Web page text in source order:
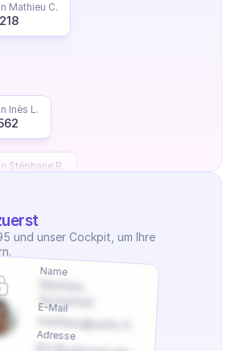
Mathieu C.
Inès L.
Stéphane R.
und unser Cockpit, um Ihre
Name
Sicherheit
E-Mail
mathieu@safe.fr
Adresse